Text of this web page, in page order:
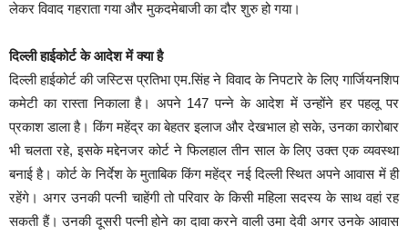
लेकर विवाद गहराता गया और मुकदमेबाजी का दौर शुरु हो गया।
दिल्ली हाईकोर्ट के आदेश में क्या है
दिल्ली हाईकोर्ट की जस्टिस प्रतिभा एम.सिंह ने विवाद के निपटारे के लिए गार्जियनशिप
कमेटी का रास्ता निकाला है। अपने 147 पन्ने के आदेश में उन्होंने हर पहलू पर
प्रकाश डाला है। किंग महेंद्र का बेहतर इलाज और देखभाल हो सके, उनका कारोबार
भी चलता रहे, इसके मद्देनजर कोर्ट ने फिलहाल तीन साल के लिए उक्त एक व्यवस्था
बनाई है। कोर्ट के निर्देश के मुताबिक किंग महेंद्र नई दिल्ली स्थित अपने आवास में ही
रहेंगे। अगर उनकी पत्नी चाहेंगी तो परिवार के किसी महिला सदस्य के साथ वहां रह
सकती हैं। उनकी दूसरी पत्नी होने का दावा करने वाली उमा देवी अगर उनके आवास